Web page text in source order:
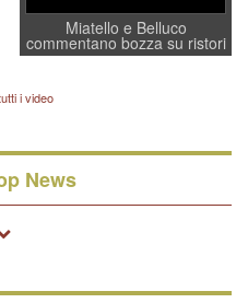
Miatello e Belluco
commentano bozza su ristori
BPVi e Veneto Banca
i video
News